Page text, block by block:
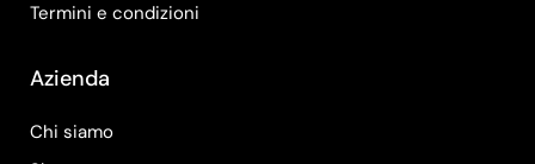
Termini e condizioni
Azienda
Chi siamo